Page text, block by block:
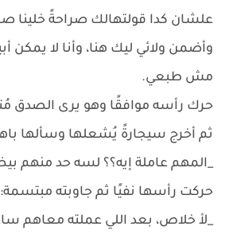
علشان كدا قولتهالك صراحةً خلينا
وأضمن ولائي ليك هنا، وأنا لا يمكن
مش طبعي.
حرك رأسه موافقًا وهو يرى الصدق
ثم أخرج سيجارةً يُشعلها وسألها
_المهم عاملة إيه؟؟ لسه حد منهم
حركت رأسها نفيًا ثم جاوبته مبتسمة:
_لأ خلاص، بعد اللي عملته معاهم